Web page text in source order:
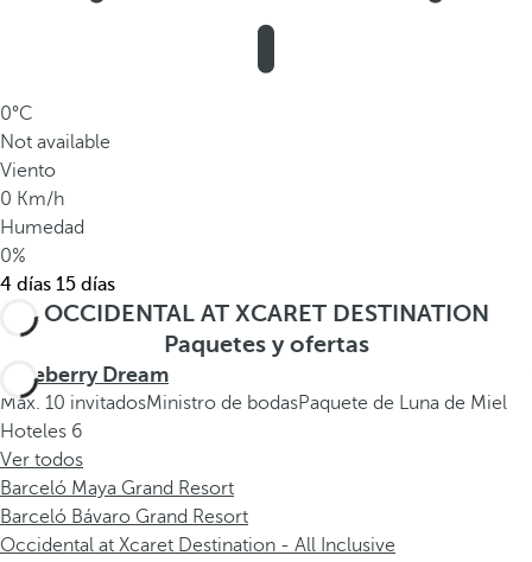
0°C
Not available
Viento
0 Km/h
Humedad
0%
4 días 15 días
OCCIDENTAL AT XCARET DESTINATION
Paquetes y ofertas
Blueberry Dream
Máx. 10 invitadosMinistro de bodasPaquete de Luna de Miel
Hoteles 6
Ver todos
Barceló Maya Grand Resort
Barceló Bávaro Grand Resort
Occidental at Xcaret Destination - All Inclusive